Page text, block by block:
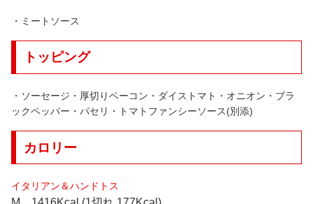
・ミートソース
トッピング
・ソーセージ・厚切りベーコン・ダイストマト・オニオン・ブラ
ックペッパー・パセリ・トマトファンシーソース(別添)
カロリー
イタリアン＆ハンドトス